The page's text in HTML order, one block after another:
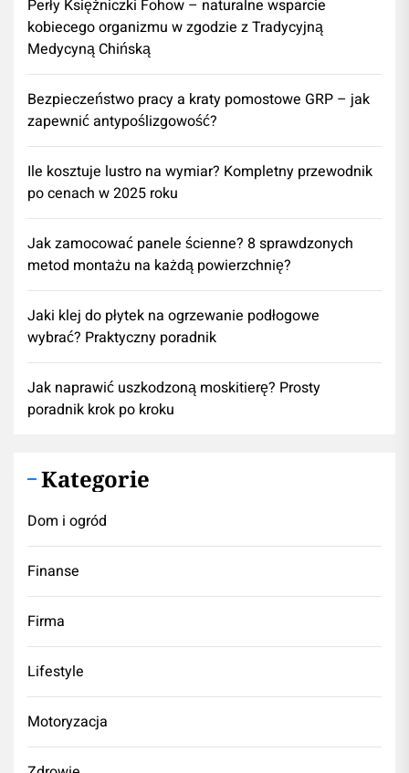
Perły Księżniczki Fohow – naturalne wsparcie
kobiecego organizmu w zgodzie z Tradycyjną
Medycyną Chińską
Bezpieczeństwo pracy a kraty pomostowe GRP – jak
zapewnić antypoślizgowość?
Ile kosztuje lustro na wymiar? Kompletny przewodnik
po cenach w 2025 roku
Jak zamocować panele ścienne? 8 sprawdzonych
metod montażu na każdą powierzchnię?
Jaki klej do płytek na ogrzewanie podłogowe
wybrać? Praktyczny poradnik
Jak naprawić uszkodzoną moskitierę? Prosty
poradnik krok po kroku
Kategorie
Dom i ogród
Finanse
Firma
Lifestyle
Motoryzacja